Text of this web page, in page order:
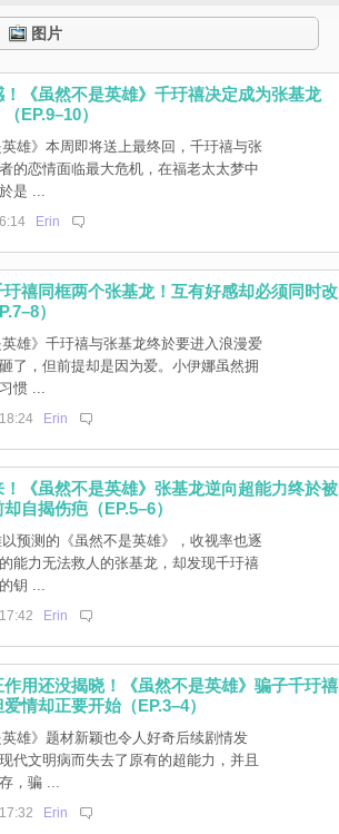
图片
《虽然不是英雄》千玗禧决定成为张基龙
EP.9–10）
雄》本周即将送上最终回，千玗禧与张
的恋情面临最大危机，在福老太太梦中
是 ...
Erin
玗禧同框两个张基龙！互有好感却必须同时改
）
雄》千玗禧与张基龙终於要进入浪漫爱
了，但前提却是因为爱。小伊娜虽然拥
惯 ...
Erin
《虽然不是英雄》张基龙逆向超能力终於被
自揭伤疤（EP.5–6）
预测的《虽然不是英雄》，收视率也逐
能力无法救人的张基龙，却发现千玗禧
钥 ...
Erin
用还没揭晓！《虽然不是英雄》骗子千玗禧
情却正要开始（EP.3–4）
雄》题材新颖也令人好奇后续剧情发
代文明病而失去了原有的超能力，并且
，骗 ...
Erin